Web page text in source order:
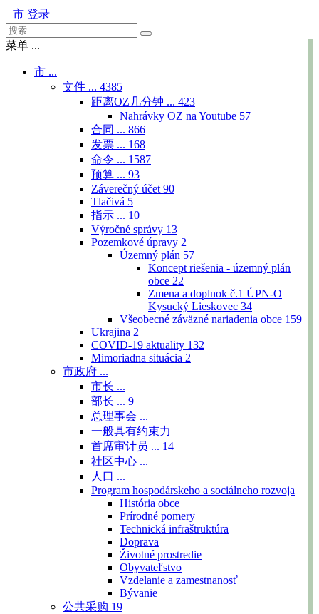
市 登录
菜单 ...
市 ...
文件 ... 4385
距离OZ几分钟 ... 423
Nahrávky OZ na Youtube 57
合同 ... 866
发票 ... 168
命令 ... 1587
预算 ... 93
Záverečný účet 90
Tlačivá 5
指示 ... 10
Výročné správy 13
Pozemkové úpravy 2
Územný plán 57
Koncept riešenia - územný plán
obce 22
Zmena a doplnok č.1 ÚPN-O
Kysucký Lieskovec 34
Všeobecné záväzné nariadenia obce 159
Ukrajina 2
COVID-19 aktuality 132
Mimoriadna situácia 2
市政府 ...
市长 ...
部长 ... 9
总理事会 ...
一般具有约束力
首席审计员 ... 14
社区中心 ...
人口 ...
Program hospodárskeho a sociálneho rozvoja
História obce
Prírodné pomery
Technická infraštruktúra
Doprava
Životné prostredie
Obyvateľstvo
Vzdelanie a zamestnanosť
Bývanie
公共采购 19